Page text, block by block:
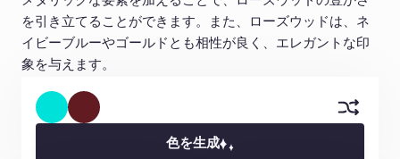
を引き立てることができます。また、ローズウッドは、ネ
イビーブルーやゴールドとも相性が良く、エレガントな印
象を与えます。
色を生成